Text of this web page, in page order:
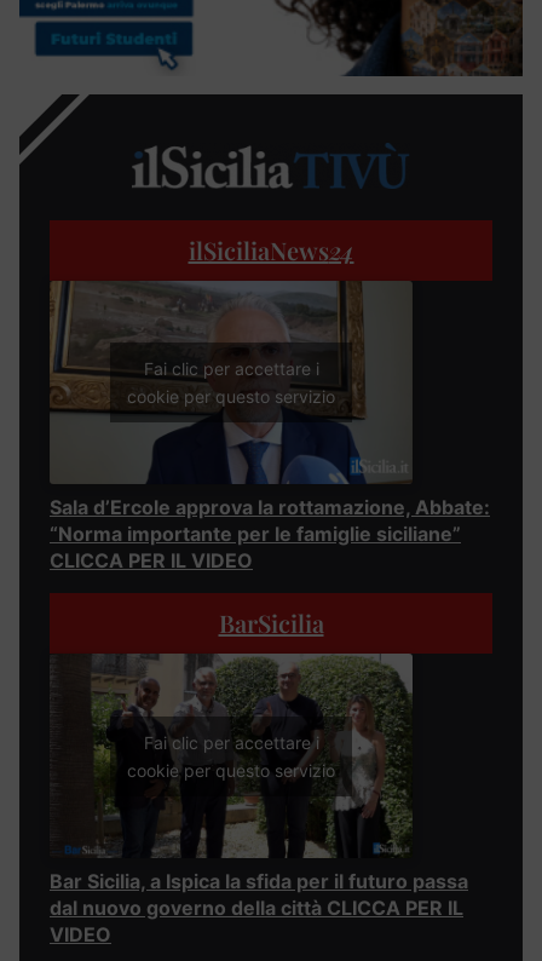
ilSiciliaNews24
Fai clic per accettare i
cookie per questo servizio
Sala d’Ercole approva la rottamazione, Abbate:
“Norma importante per le famiglie siciliane”
CLICCA PER IL VIDEO
BarSicilia
Fai clic per accettare i
cookie per questo servizio
Bar Sicilia, a Ispica la sfida per il futuro passa
dal nuovo governo della città CLICCA PER IL
VIDEO